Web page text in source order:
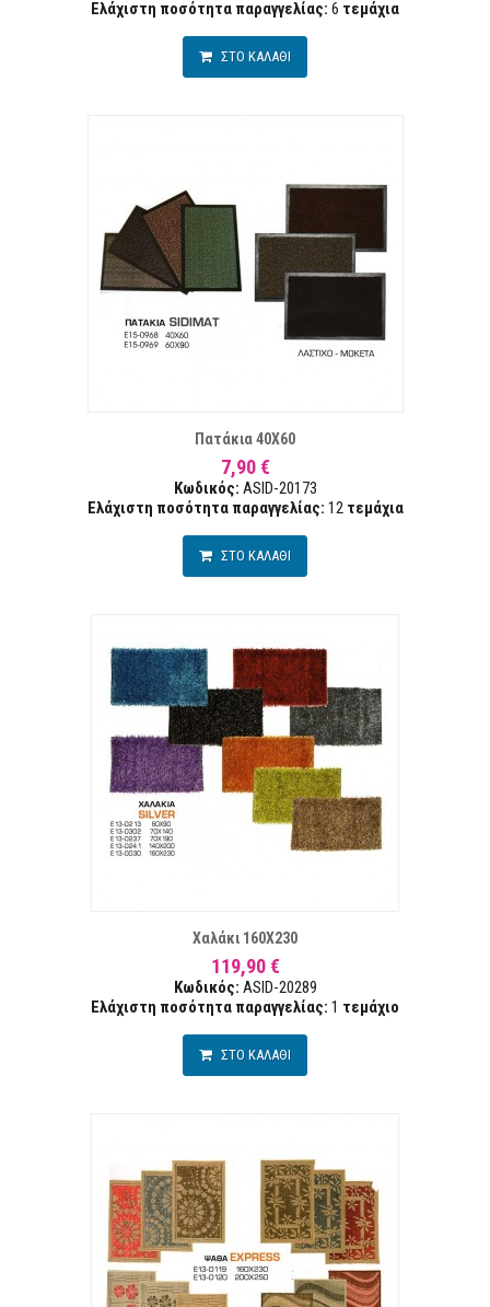
Ελάχιστη ποσότητα παραγγελίας: 6 τεμάχια
ΣΤΟ ΚΑΛΑΘΙ
Πατάκια 40Χ60
7,90 €
Κωδικός: ASID-20173
Ελάχιστη ποσότητα παραγγελίας: 12 τεμάχια
ΣΤΟ ΚΑΛΑΘΙ
Χαλάκι 160Χ230
119,90 €
Κωδικός: ASID-20289
Ελάχιστη ποσότητα παραγγελίας: 1 τεμάχιο
ΣΤΟ ΚΑΛΑΘΙ